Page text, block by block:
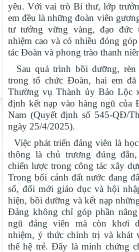
yêu. Với vai trò Bí thư, lớp
em đều là những đoàn viên
tư tưởng vững vàng, đạo đức
nhiệm cao và có nhiều đóng
tác Đoàn và phong trào thanh
Sau quá trình bồi dưỡng, rèn
trong tổ chức Đoàn, hai em
Thường vụ Thành ủy Bảo Lộc
định kết nạp vào hàng ngũ của
Nam (Quyết định số 545-QĐ/
ngày 25/4/2025).
Việc phát triển đảng viên là
thông là chủ trương đúng
chiến lược trong công tác xây
Trong bối cảnh đất nước đang
số, đổi mới giáo dục và hội
hiện, bồi dưỡng và kết nạp
Đảng không chỉ góp phần
ngũ đảng viên mà còn khơi
nhiệm, ý thức chính trị và khát
thế hệ trẻ. Đây là minh chứng